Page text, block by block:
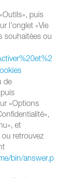
puis
l’onglet «Vie
souhaitées ou
de
«Options
et
retrouvez
bin/answer.p